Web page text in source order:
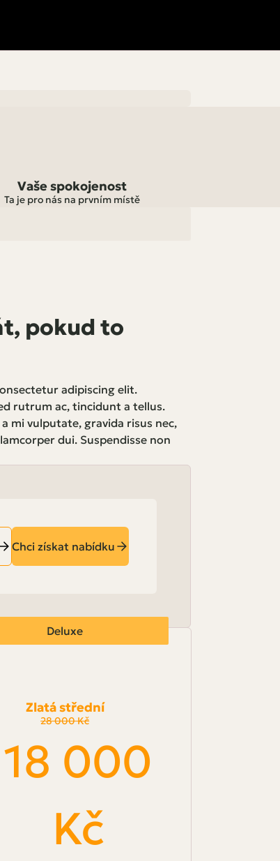
Vaše spokojenost
Ta je pro nás na prvním místě
pokud to
adipiscing elit.
rutrum ac, tincidunt a tellus.
mi vulputate, gravida risus nec,
dui. Suspendisse non
Chci získat nabídku
Deluxe
Zlatá střední
28 000 Kč
18 000
Kč